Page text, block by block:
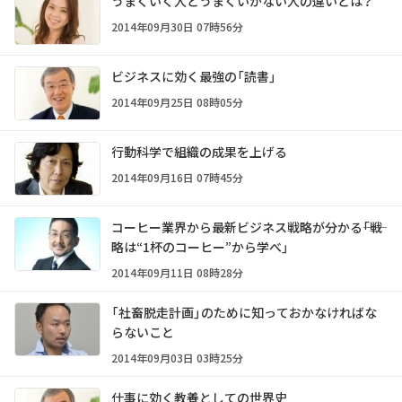
2014年09月30日 07時56分
ビジネスに効く最強の「読書」
2014年09月25日 08時05分
行動科学で組織の成果を上げる
2014年09月16日 07時45分
コーヒー業界から最新ビジネス戦略が分かる――「戦
略は“1杯のコーヒー”から学べ」
2014年09月11日 08時28分
「社畜脱走計画」のために知っておかなければな
らないこと
2014年09月03日 03時25分
仕事に効く教養としての世界史